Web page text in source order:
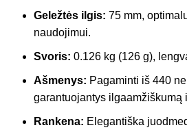
Geležtės ilgis: 75 mm,
naudojimui.
Svoris: 0.126 kg (126 g),
Ašmenys: Pagaminti iš 440
garantuojantys ilgaamžiškumą
Rankena: Elegantiška